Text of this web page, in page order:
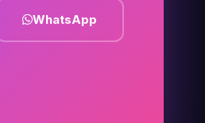
WhatsApp